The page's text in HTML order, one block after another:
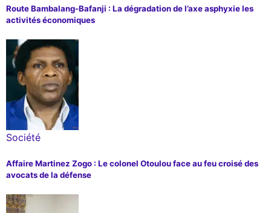
Route Bambalang-Bafanji : La dégradation de l’axe asphyxie les
activités économiques
Société
Affaire Martinez Zogo : Le colonel Otoulou face au feu croisé des
avocats de la défense